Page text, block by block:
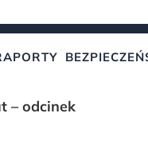
– odcinek